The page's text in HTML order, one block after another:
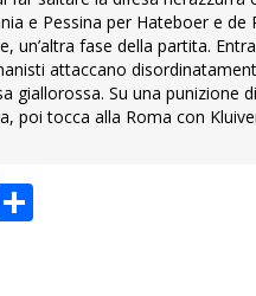
e Pessina per Hateboer e
un’altra fase della partita.
attaccano
giallorossa. Su una punizione
poi tocca alla Roma con